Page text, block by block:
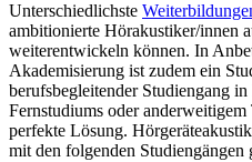
Unterschiedlichste
ambitionierte Hörakustiker/innen
weiterentwickeln können. In
Akademisierung ist zudem ein
berufsbegleitender Studiengang
Fernstudiums oder
perfekte Lösung.
mit den folgenden Studiengängen